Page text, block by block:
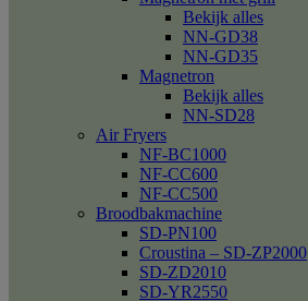
Bekijk alles
NN-GD38
NN-GD35
Magnetron
Bekijk alles
NN-SD28
Air Fryers
NF-BC1000
NF-CC600
NF-CC500
Broodbakmachine
SD-PN100
Croustina – SD-ZP2000
SD-ZD2010
SD-YR2550